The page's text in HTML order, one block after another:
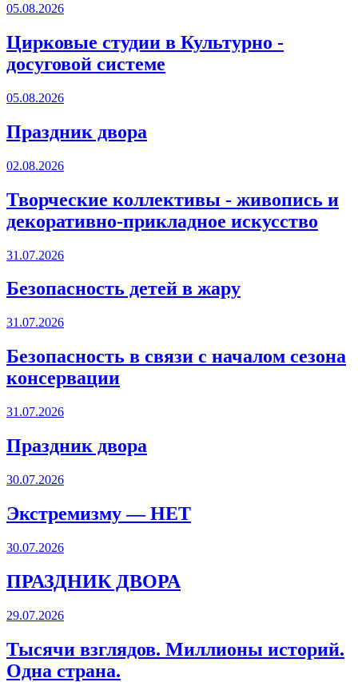
05.08.2026
Цирковые студии в Культурно -
досуговой системе
05.08.2026
Праздник двора
02.08.2026
Творческие коллективы - живопись и
декоративно-прикладное искусство
31.07.2026
Безопасность детей в жару
31.07.2026
Безопасность в связи с началом сезона
консервации
31.07.2026
Праздник двора
30.07.2026
Экстремизму — НЕТ
30.07.2026
ПРАЗДНИК ДВОРА️
29.07.2026
Тысячи взглядов. Миллионы историй.
Одна страна.